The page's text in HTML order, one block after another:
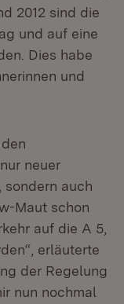
2012 sind die
und auf eine
Dies habe
und
neuer
sondern auch
Maut schon
auf die A 5,
erläuterte
der Regelung
nun nochmal